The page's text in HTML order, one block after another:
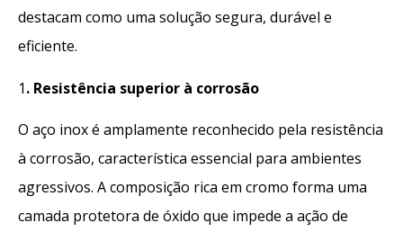
destacam como uma solução segura, durável e
eficiente.
1. Resistência superior à corrosão
O aço inox é amplamente reconhecido pela resistência
à corrosão, característica essencial para ambientes
agressivos. A composição rica em cromo forma uma
camada protetora de óxido que impede a ação de